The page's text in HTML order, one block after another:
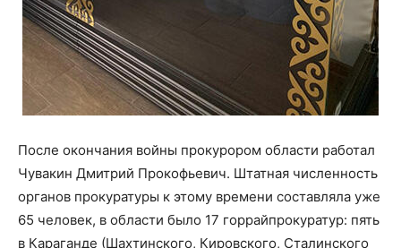
После окончания войны прокурором области работал
Чувакин Дмитрий Прокофьевич. Штатная численность
органов прокуратуры к этому времени составляла уже
65 человек, в области было 17 горрайпрокуратур: пять
в Караганде (Шахтинского, Кировского, Сталинского